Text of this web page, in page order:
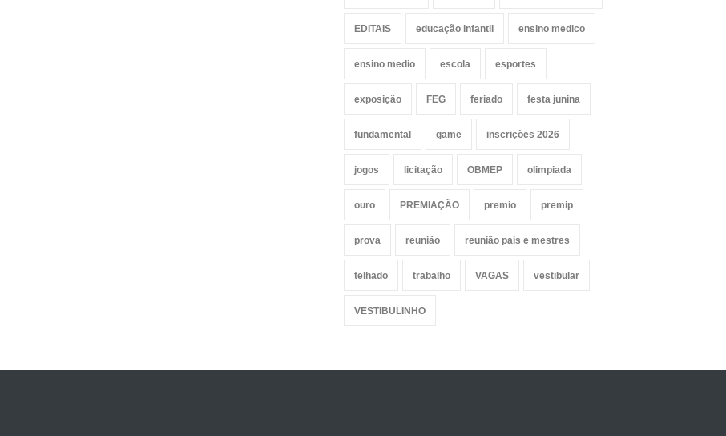
EDITAIS educação infantil ensino medico
ensino medio escola esportes
exposição FEG feriado festa junina
fundamental game inscrições 2026
jogos licitação OBMEP olimpiada
ouro PREMIAÇÃO premio premip
prova reunião reunião pais e mestres
telhado trabalho VAGAS vestibular
VESTIBULINHO